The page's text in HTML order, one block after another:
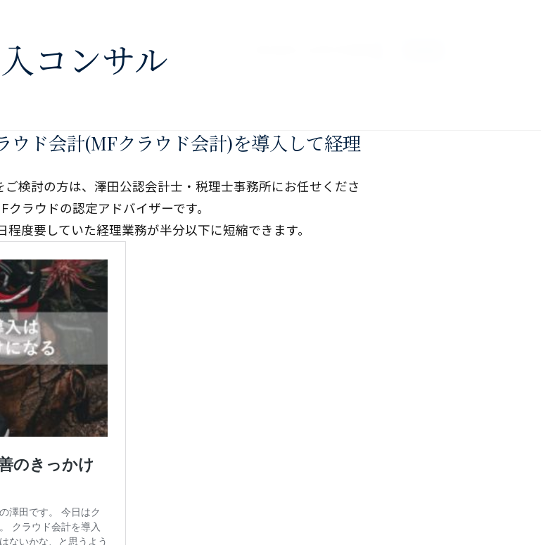
コンサル
ウド会計(MFクラウド会計)を導入して経理
検討の方は、澤田公認会計士・税理士事務所にお任せくださ
ラウドの認定アドバイザーです。
度要していた経理業務が半分以下に短縮できます。